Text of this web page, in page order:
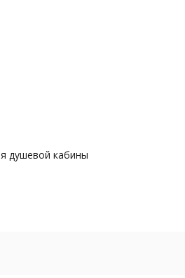
душевой кабины